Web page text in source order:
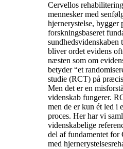
Cervellos
mennesker med
hjernerystelse, bygger
forskningsbaseret
sundhedsvidenskaben
bliver ordet evidens
næsten som om
betyder “et
studie (RCT) på
Men det er en
videnskab fungerer.
men de er kun ét led i
proces. Her har vi
videnskabelige
del af fundamentet for
med